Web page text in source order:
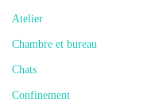
Atelier
Chambre et bureau
Chats
Confinement